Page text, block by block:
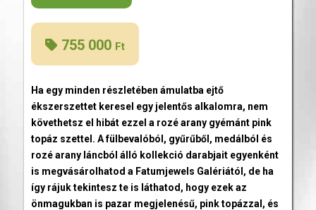
755 000 Ft
Ha egy minden részletében ámulatba ejtő
ékszerszettet keresel egy jelentős alkalomra, nem
követhetsz el hibát ezzel a rozé arany gyémánt pink
topáz szettel. A fülbevalóból, gyűrűből, medálból és
rozé arany láncból álló kollekció darabjait egyenként
is megvásárolhatod a Fatumjewels Galériától, de ha
így rájuk tekintesz te is láthatod, hogy ezek az
önmagukban is pazar megjelenésű, pink topázzal, és